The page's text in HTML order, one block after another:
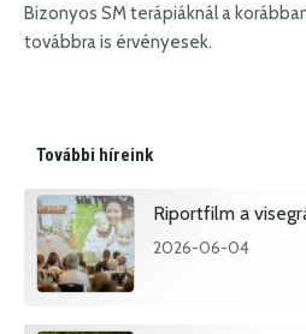
Bizonyos SM terápiáknál a
továbbra is érvényesek.
További híreink
Riportfilm a
2026-06-04